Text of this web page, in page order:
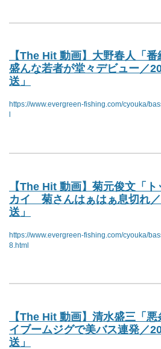
【The Hit 動画】大野春人「
盛んな若者が堂々デビュー／
送」
https://www.evergreen-fishing.com/cyouka/
【The Hit 動画】菊元俊文「
カイ 菊さんはぁはぁ息切れ
送」
https://www.evergreen-fishing.com/cyouka/
8.html
【The Hit 動画】清水盛三「
イブームジグで美バス連発／
送」